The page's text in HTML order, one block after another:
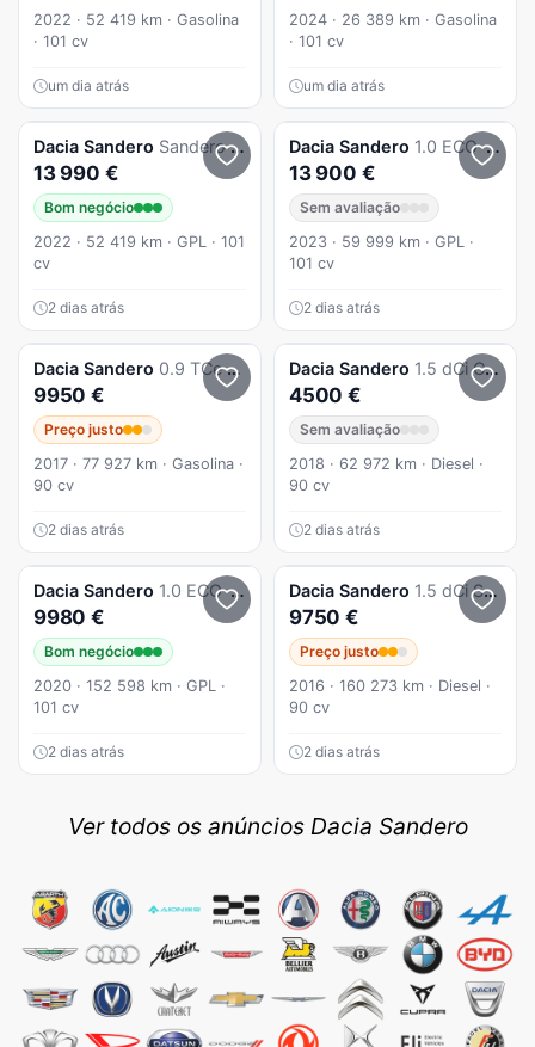
2022 · 52 419 km · Gasolina
· 101 cv
um dia atrás
2024 · 26 389 km · Gasolina
· 101 cv
um dia atrás
Dacia Sandero Sandero 1.0 ECO-G Comfort Bi-Fuel
13 990 €
Bom negócio
2022 · 52 419 km · GPL · 101
cv
2 dias atrás
Dacia Sandero 1.0 ECO-G Essential Bi-Fuel
13 900 €
Sem avaliação
2023 · 59 999 km · GPL ·
101 cv
2 dias atrás
Dacia Sandero 0.9 TCe Stepway
9950 €
Preço justo
2017 · 77 927 km · Gasolina ·
90 cv
2 dias atrás
Dacia Sandero 1.5 dCi Comfort
4500 €
Sem avaliação
2018 · 62 972 km · Diesel ·
90 cv
2 dias atrás
Dacia Sandero 1.0 ECO-G Stepway Bi-Fuel
9980 €
Bom negócio
2020 · 152 598 km · GPL ·
101 cv
2 dias atrás
Dacia Sandero 1.5 dCi Stepway
9750 €
Preço justo
2016 · 160 273 km · Diesel ·
90 cv
2 dias atrás
Ver todos os anúncios Dacia Sandero